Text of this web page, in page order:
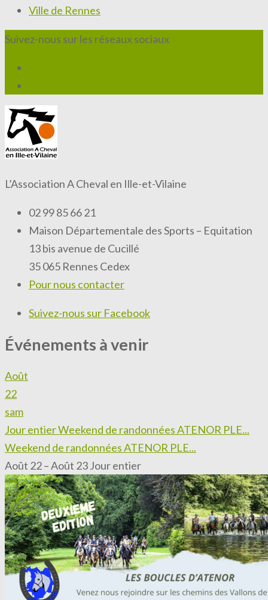
Ville de Rennes
Suivez-nous sur les réseaux sociaux
L’Association A Cheval en Ille-et-Vilaine
02 99 85 66 21
Maison Départementale des Sports – Equitation
13 bis avenue de Cucillé
35 065 Rennes Cedex
Pour nous contacter
Suivez-nous sur Facebook
Événements à venir
Août
22
sam
Jour entierWeekend de randonnées ATENOR PLE...
Weekend de randonnées ATENOR PLE...
Août 22 – Août 23Jour entier